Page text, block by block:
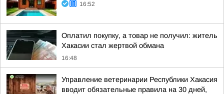
16:52
Оплатил покупку, а товар не получил: житель
Хакасии стал жертвой обмана
16:48
Управление ветеринарии Республики Хакасия
вводит обязательные правила на 30 дней,